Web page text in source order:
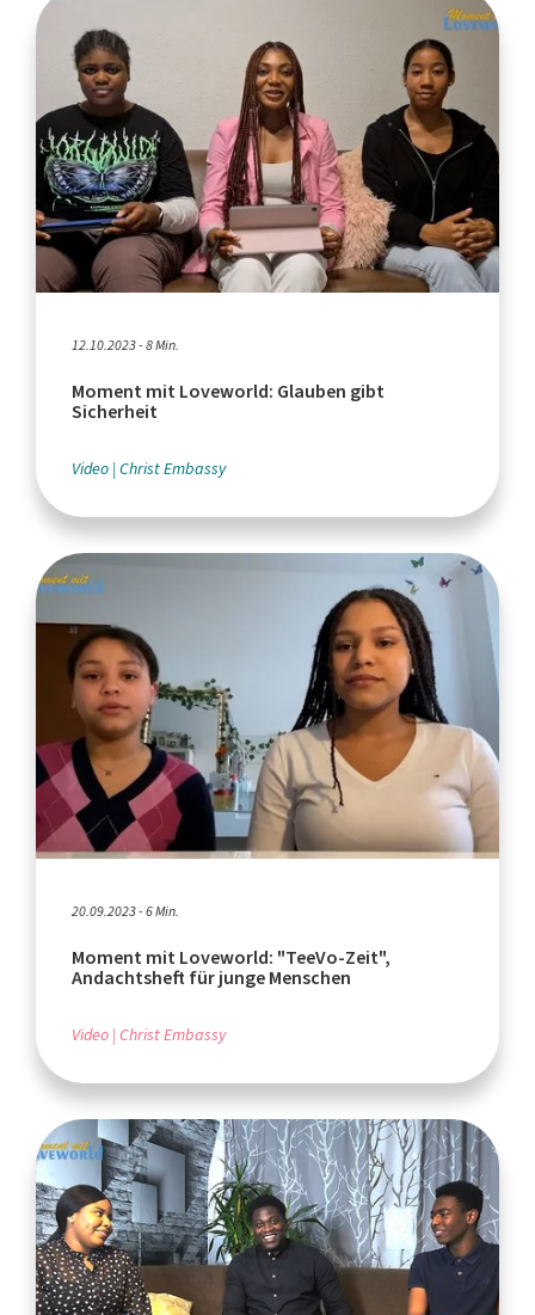
12.10.2023 - 8 Min.
Moment mit Loveworld: Glauben gibt
Sicherheit
Video Christ Embassy
20.09.2023 - 6 Min.
Moment mit Loveworld: "TeeVo-Zeit",
Andachtsheft für junge Menschen
Video Christ Embassy